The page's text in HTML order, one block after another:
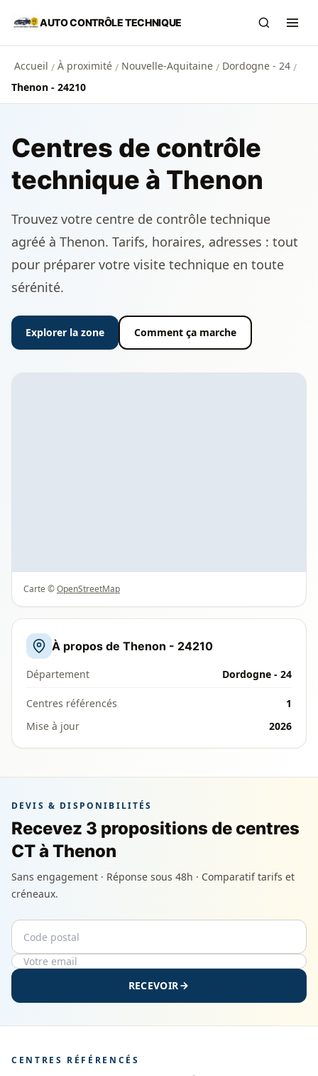
Aller au contenu principal
AUTO CONTRÔLE TECHNIQUE
Accueil / À proximité / Nouvelle-Aquitaine / Dordogne - 24 /
Thenon - 24210
Centres de contrôle
technique à Thenon
Trouvez votre centre de contrôle technique
agréé à Thenon. Tarifs, horaires, adresses : tout
pour préparer votre visite technique en toute
sérénité.
Explorer la zone Comment ça marche
Carte ©OpenStreetMap
À propos de Thenon - 24210
Département Dordogne - 24
Centres référencés
1
Mise à jour
2026
DEVIS & DISPONIBILITÉS
Recevez 3 propositions de centres
CT à Thenon
Sans engagement · Réponse sous 48h · Comparatif tarifs et
créneaux.
Code postal
Email
RECEVOIR
CENTRES RÉFÉRENCÉS